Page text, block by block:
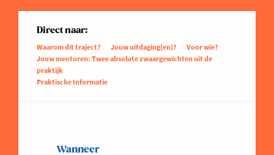
Direct naar:
Waarom dit traject? Jouw uitdaging(en)?
Voor wie?
Jouw mentoren: Twee absolute zwaargewichten uit de
praktijk
Praktische Informatie
Wanneer